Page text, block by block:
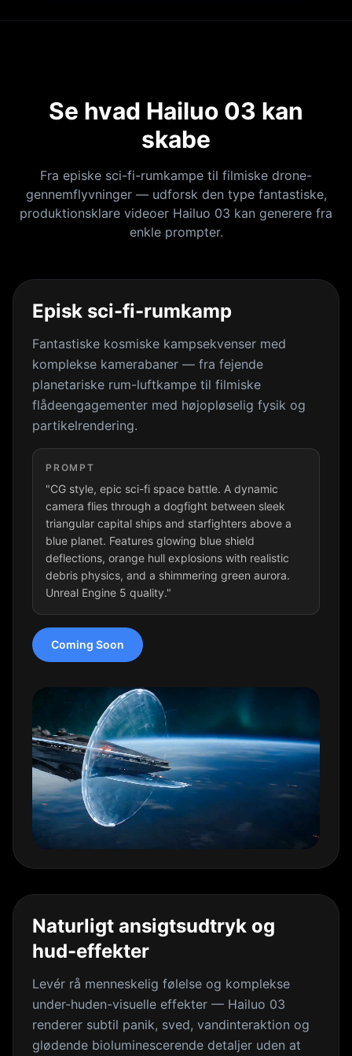
Se hvad Hailuo 03 kan
skabe
Fra episke sci-fi-rumkampe til filmiske drone-
gennemflyvninger — udforsk den type fantastiske,
produktionsklare videoer Hailuo 03 kan generere fra
enkle prompter.
Episk sci-fi-rumkamp
Fantastiske kosmiske kampsekvenser med
komplekse kamerabaner — fra fejende
planetariske rum-luftkampe til filmiske
flådeengagementer med højopløselig fysik og
partikelrendering.
PROMPT
"CG style, epic sci-fi space battle. A dynamic
camera flies through a dogfight between sleek
triangular capital ships and starfighters above a
blue planet. Features glowing blue shield
deflections, orange hull explosions with realistic
debris physics, and a shimmering green aurora.
Unreal Engine 5 quality."
Coming Soon
Naturligt ansigtsudtryk og
hud-effekter
Levér rå menneskelig følelse og komplekse
under-huden-visuelle effekter — Hailuo 03
renderer subtil panik, sved, vandinteraktion og
glødende bioluminescerende detaljer uden at